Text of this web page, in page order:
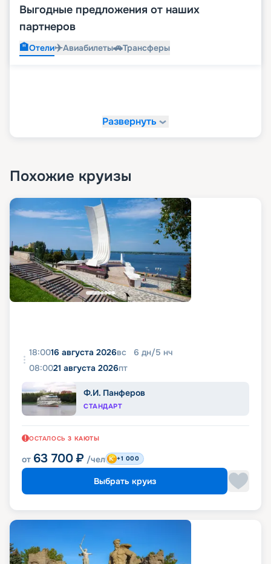
Выгодные предложения от наших
партнеров
🏨Отели✈️Авиабилеты🚗Трансферы
Развернуть
Похожие круизы
18:0016 августа 2026вс 6 дн/5 нч
08:0021 августа 2026пт
Ф.И. Панферов
СТАНДАРТ
ОСТАЛОСЬ 3 КАЮТЫ
от 63 700 ₽ /чел +1 000
Выбрать круиз